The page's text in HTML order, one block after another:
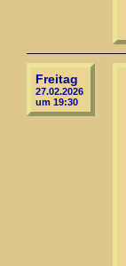
Freitag
27.02.2026
um 19:30